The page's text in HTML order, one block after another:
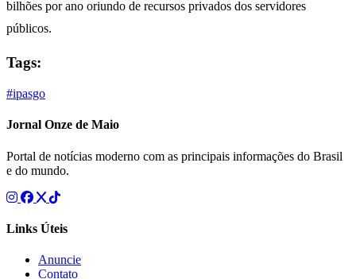
bilhões por ano oriundo de recursos privados dos servidores
públicos.
Tags:
#ipasgo
Jornal Onze de Maio
Portal de notícias moderno com as principais informações do Brasil
e do mundo.
Links Úteis
Anuncie
Contato